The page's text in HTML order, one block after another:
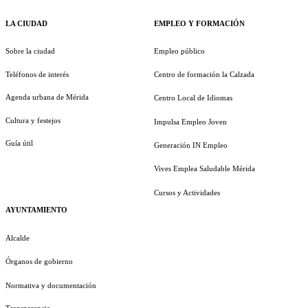
LA CIUDAD
Sobre la ciudad
Teléfonos de interés
Agenda urbana de Mérida
Cultura y festejos
Guía útil
AYUNTAMIENTO
Alcalde
Órganos de gobierno
Normativa y documentación
EMPLEO Y FORMACIÓN
Empleo público
Centro de formación la Calzada
Centro Local de Idiomas
Impulsa Empleo Joven
Generación IN Empleo
Vives Emplea Saludable Mérida
Cursos y Actividades